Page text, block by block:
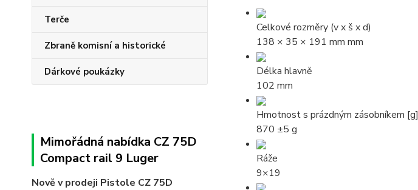
Terče
Zbraně komisní a historické
Dárkové poukázky
Mimořádná nabídka CZ 75D
Compact rail 9 Luger
Nově v prodeji Pistole CZ 75D
Celkové rozměry (v x š x d)
138 × 35 × 191 mm mm
Délka hlavně
102 mm
Hmotnost s prázdným zásobníkem [g]
870 ±5 g
Ráže
9×19